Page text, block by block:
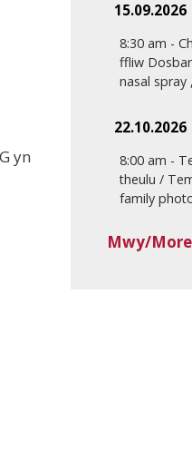
yn
15.09.2026
8:30 am -
ffliw
nasal spray
22.10.2026
8:00 am -
theulu /
family
Mwy/More